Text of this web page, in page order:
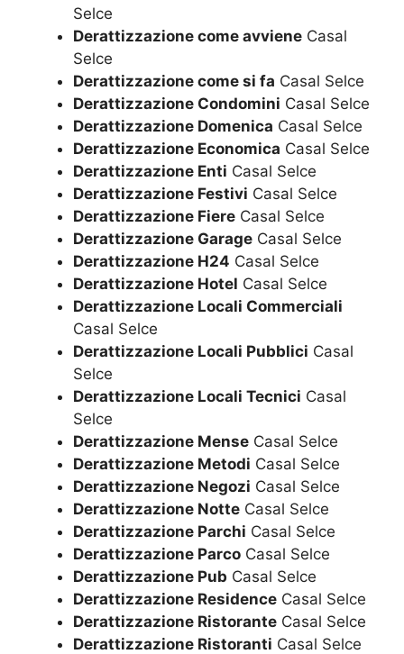
Selce
Derattizzazione come avviene Casal
Selce
Derattizzazione come si fa Casal Selce
Derattizzazione Condomini Casal Selce
Derattizzazione Domenica Casal Selce
Derattizzazione Economica Casal Selce
Derattizzazione Enti Casal Selce
Derattizzazione Festivi Casal Selce
Derattizzazione Fiere Casal Selce
Derattizzazione Garage Casal Selce
Derattizzazione H24 Casal Selce
Derattizzazione Hotel Casal Selce
Derattizzazione Locali Commerciali
Casal Selce
Derattizzazione Locali Pubblici Casal
Selce
Derattizzazione Locali Tecnici Casal
Selce
Derattizzazione Mense Casal Selce
Derattizzazione Metodi Casal Selce
Derattizzazione Negozi Casal Selce
Derattizzazione Notte Casal Selce
Derattizzazione Parchi Casal Selce
Derattizzazione Parco Casal Selce
Derattizzazione Pub Casal Selce
Derattizzazione Residence Casal Selce
Derattizzazione Ristorante Casal Selce
Derattizzazione Ristoranti Casal Selce